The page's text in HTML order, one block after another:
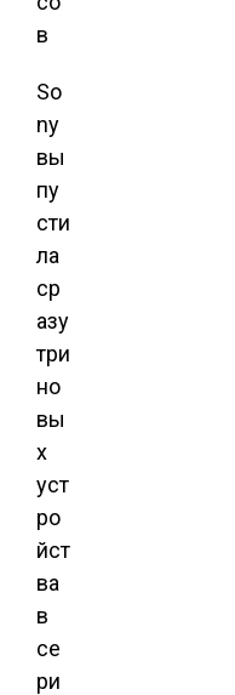
So
ny
вы
пу
сти
ла
ср
азу
три
но
вы
х
уст
ро
йст
ва
в
се
ри